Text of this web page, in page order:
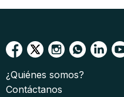
¿Quiénes somos?
Contáctanos